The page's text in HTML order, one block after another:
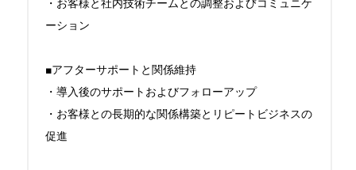
・お客様と社内技術チームとの調整およびコミュニケ
ーション
■アフターサポートと関係維持
・導入後のサポートおよびフォローアップ
・お客様との長期的な関係構築とリピートビジネスの
促進